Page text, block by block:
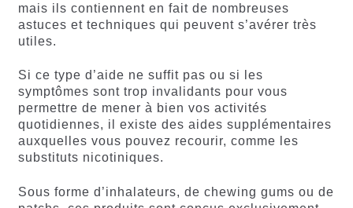
mais ils contiennent en fait de nombreuses
astuces et techniques qui peuvent s’avérer très
utiles.
Si ce type d’aide ne suffit pas ou si les
symptômes sont trop invalidants pour vous
permettre de mener à bien vos activités
quotidiennes, il existe des aides supplémentaires
auxquelles vous pouvez recourir, comme les
substituts nicotiniques.
Sous forme d’inhalateurs, de chewing gums ou de